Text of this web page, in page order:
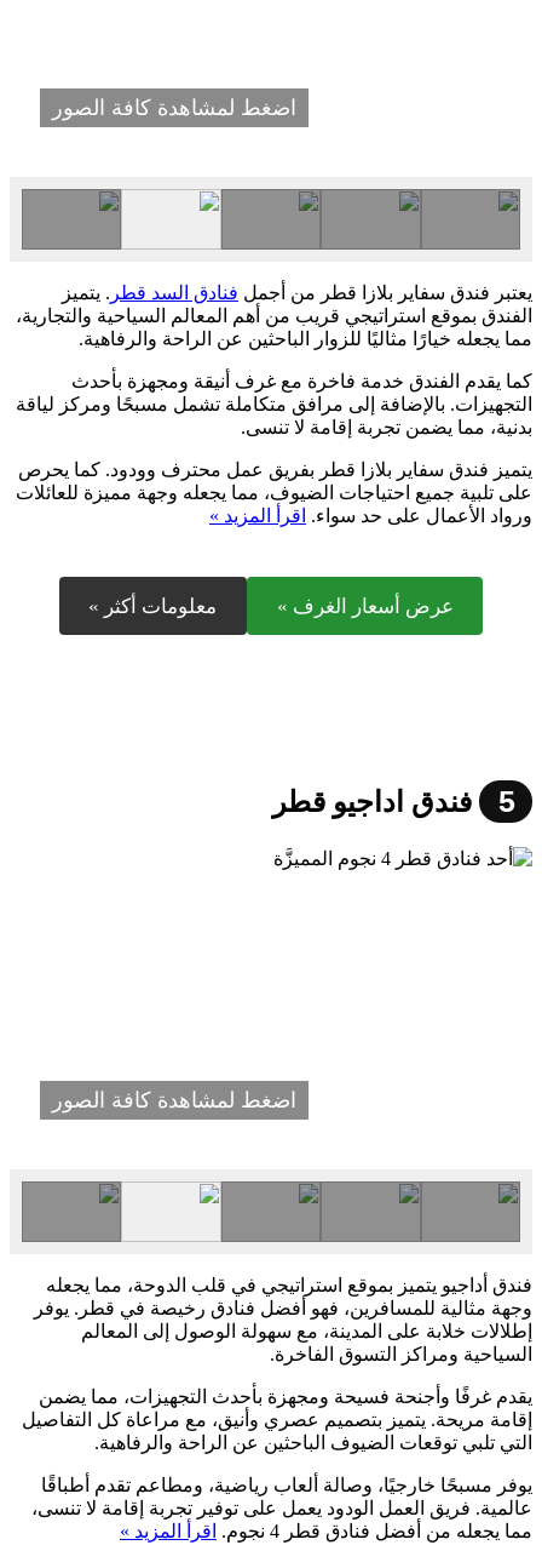
اضغط لمشاهدة كافة الصور
يعتبر فندق سفاير بلازا قطر من أجمل فنادق السد قطر . يتميز
الفندق بموقع استراتيجي قريب من أهم المعالم السياحية والتجارية،
مما يجعله خيارًا مثاليًا للزوار الباحثين عن الراحة والرفاهية.
كما يقدم الفندق خدمة فاخرة مع غرف أنيقة ومجهزة بأحدث
التجهيزات. بالإضافة إلى مرافق متكاملة تشمل مسبحًا ومركز لياقة
بدنية، مما يضمن تجربة إقامة لا تنسى.
يتميز فندق سفاير بلازا قطر بفريق عمل محترف وودود. كما يحرص
على تلبية جميع احتياجات الضيوف، مما يجعله وجهة مميزة للعائلات
ورواد الأعمال على حد سواء. اقرأ المزيد »
عرض أسعار الغرف » معلومات أكثر »
5 فندق اداجيو قطر
اضغط لمشاهدة كافة الصور
فندق أداجيو يتميز بموقع استراتيجي في قلب الدوحة، مما يجعله
وجهة مثالية للمسافرين، فهو أفضل فنادق رخيصة في قطر. يوفر
إطلالات خلابة على المدينة، مع سهولة الوصول إلى المعالم
السياحية ومراكز التسوق الفاخرة.
يقدم غرفًا وأجنحة فسيحة ومجهزة بأحدث التجهيزات، مما يضمن
إقامة مريحة. يتميز بتصميم عصري وأنيق، مع مراعاة كل التفاصيل
التي تلبي توقعات الضيوف الباحثين عن الراحة والرفاهية.
يوفر مسبحًا خارجيًا، وصالة ألعاب رياضية، ومطاعم تقدم أطباقًا
عالمية. فريق العمل الودود يعمل على توفير تجربة إقامة لا تنسى،
مما يجعله من أفضل فنادق قطر 4 نجوم.
اقرأ المزيد »